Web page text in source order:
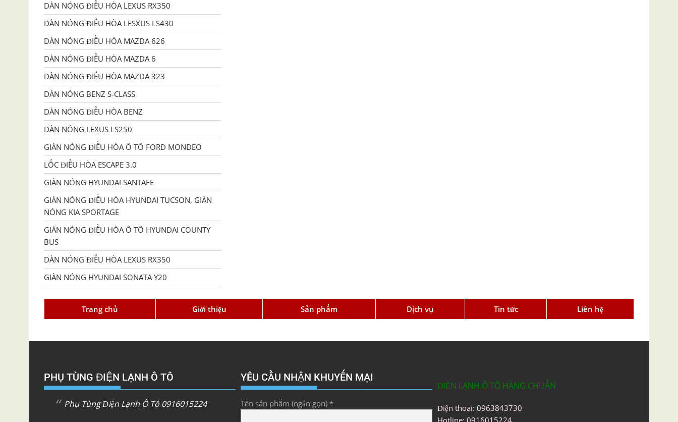
DÀN NÓNG ĐIỀU HÒA LEXUS RX350
DÀN NÓNG ĐIỀU HÒA LESXUS LS430
DÀN NÓNG ĐIỀU HÒA MAZDA 626
DÀN NÓNG ĐIỀU HÒA MAZDA 6
DÀN NÓNG ĐIỀU HÒA MAZDA 323
DÀN NÓNG BENZ S-CLASS
DÀN NÓNG ĐIỀU HÒA BENZ
DÀN NÓNG LEXUS LS250
GIÀN NÓNG ĐIỀU HÒA Ô TÔ FORD MONDEO
LỐC ĐIỀU HÒA ESCAPE 3.0
GIÀN NÓNG HYUNDAI SANTAFE
GIÀN NÓNG ĐIỀU HÒA HYUNDAI TUCSON, GIÀN
NÓNG KIA SPORTAGE
GIÀN NÓNG ĐIỀU HÒA Ô TÔ HYUNDAI COUNTY
BUS
DÀN NÓNG ĐIỀU HÒA LEXUS RX350
GIÀN NÓNG HYUNDAI SONATA Y20
Trang chủ Giới thiệu Sản phẩm Dịch vụ Tin tức Liên hệ
PHỤ TÙNG ĐIỆN LẠNH Ô TÔ
Phụ Tùng Điện Lạnh Ô Tô 0916015224
YÊU CẦU NHẬN KHUYẾN MẠI
Tên sản phẩm (ngắn gọn) *
ĐIỆN LẠNH Ô TÔ HÀNG CHUẨN
Điện thoại: 0963843730
Hotline: 0916015224